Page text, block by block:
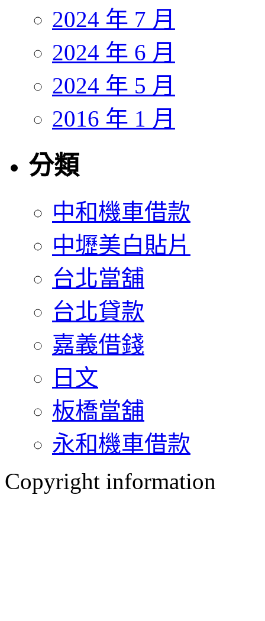
2024 年 7 月
2024 年 6 月
2024 年 5 月
2016 年 1 月
分類
中和機車借款
中壢美白貼片
台北當舖
台北貸款
嘉義借錢
日文
板橋當舖
永和機車借款
Copyright information